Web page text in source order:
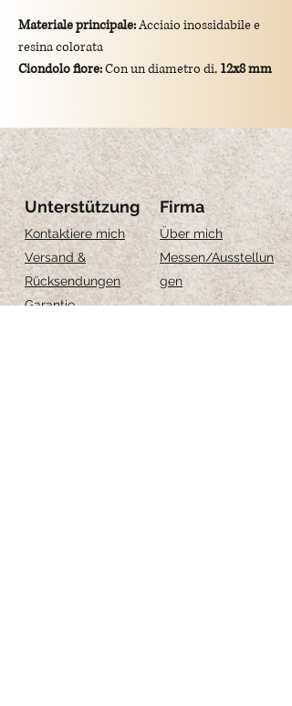
Materiale principale:Acciaio inossidabile e
resina colorata
Ciondolo fiore:Con un diametro di, 12x8 mm
Montatura:
gancio in argento 925/placcato
oro.
Unterstützung
Kontaktiere mich
Versand &
Rücksendungen
Garantie
Firma
Über mich
Messen/Ausstellun
gen